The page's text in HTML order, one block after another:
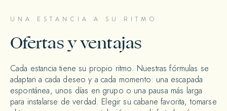
UNA ESTANCIA A SU RITMO
Ofertas y ventajas
Cada estancia tiene su propio ritmo. Nuestras fórmulas se
adaptan a cada deseo y a cada momento: una escapada
espontánea, unos días en grupo o una pausa más larga
para instalarse de verdad. Elegir su cabane favorita, tomarse